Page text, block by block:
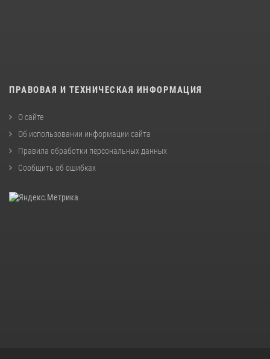
ПРАВОВАЯ И ТЕХНИЧЕСКАЯ ИНФОРМАЦИЯ
О сайте
Об использовании информации сайта
Правила обработки персональных данных
Сообщить об ошибках